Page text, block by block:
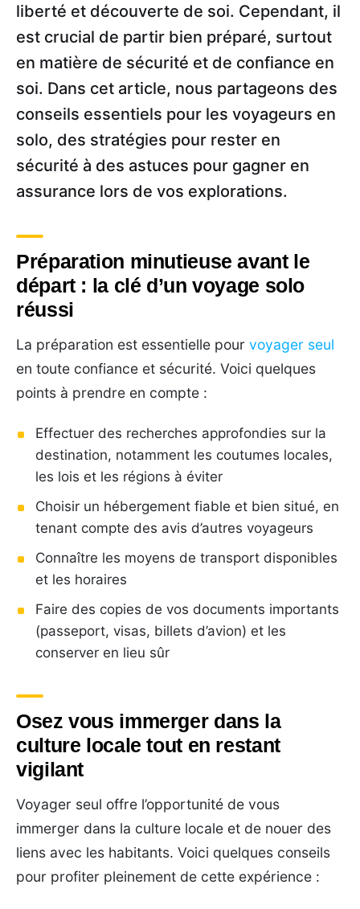
liberté et découverte de soi. Cependant, il
est crucial de partir bien préparé, surtout
en matière de sécurité et de confiance en
soi. Dans cet article, nous partageons des
conseils essentiels pour les voyageurs en
solo, des stratégies pour rester en
sécurité à des astuces pour gagner en
assurance lors de vos explorations.
Préparation minutieuse avant le
départ : la clé d’un voyage solo
réussi
La préparation est essentielle pour voyager seul
en toute confiance et sécurité. Voici quelques
points à prendre en compte :
Effectuer des recherches approfondies sur la
destination, notamment les coutumes locales,
les lois et les régions à éviter
Choisir un hébergement fiable et bien situé, en
tenant compte des avis d’autres voyageurs
Connaître les moyens de transport disponibles
et les horaires
Faire des copies de vos documents importants
(passeport, visas, billets d’avion) et les
conserver en lieu sûr
Osez vous immerger dans la
culture locale tout en restant
vigilant
Voyager seul offre l’opportunité de vous
immerger dans la culture locale et de nouer des
liens avec les habitants. Voici quelques conseils
pour profiter pleinement de cette expérience :